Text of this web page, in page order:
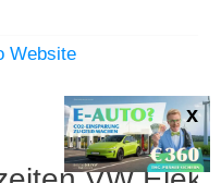
Website